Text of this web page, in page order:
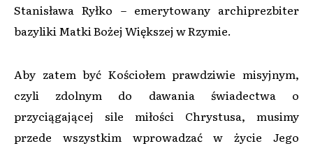
Stanisława Ryłko – emerytowany archiprezbiter
bazyliki Matki Bożej Większej w Rzymie.
Aby zatem być Kościołem prawdziwie misyjnym,
czyli zdolnym do dawania świadectwa o
przyciągającej sile miłości Chrystusa, musimy
przede wszystkim wprowadzać w życie Jego